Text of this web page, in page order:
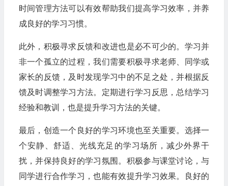
时间管理方法可以有效帮助我们提高学习效率，并养
成良好的学习习惯。
此外，积极寻求反馈和改进也是必不可少的。学习并
非一个孤立的过程，我们需要积极寻求老师、同学或
家长的反馈，及时发现学习中的不足之处，并根据反
馈及时调整学习方法。定期进行学习反思，总结学习
经验和教训，也是提升学习方法的关键。
最后，创造一个良好的学习环境也至关重要。选择一
个安静、舒适、光线充足的学习场所，减少外界干
扰，并保持良好的学习氛围。积极参与课堂讨论，与
同学进行合作学习，也能有效提升学习效果。良好的